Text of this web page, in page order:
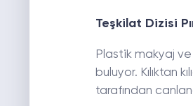
Teşkilat Dizisi
Plastik makyaj ve
buluyor. Kılıktan
tarafından